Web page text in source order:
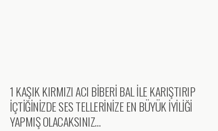
1 KAŞIK KIRMIZI ACI BİBERİ BAL İLE KARIŞTIRIP
İÇTİĞİNİZDE SES TELLERİNİZE EN BÜYÜK İYİLİĞİ
YAPMIŞ OLACAKSINIZ…